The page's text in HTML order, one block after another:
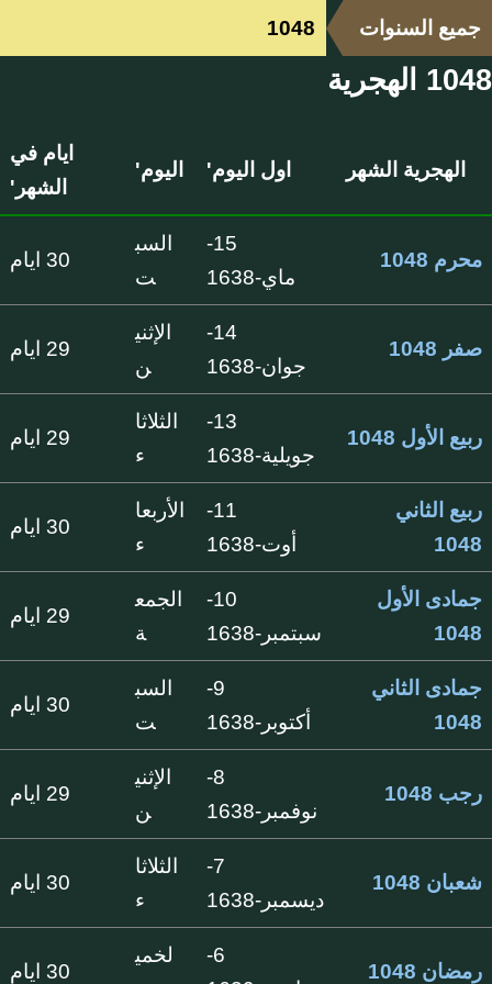
جميع السنوات 1048
1048 الهجرية
الهجرية الشهر اول اليوم' اليوم'
ايام في
الشهر'
محرم 1048
15-
ماي-1638
السب
ت
30 ايام
صفر 1048
14-
جوان-1638
الإثني
ن
29 ايام
ربيع الأول 1048
13-
جويلية-1638
الثلاثا
ء
29 ايام
ربيع الثاني
1048
11-
أوت-1638
الأربعا
ء
30 ايام
جمادى الأول
1048
10-
سبتمبر-1638
الجمع
ة
29 ايام
جمادى الثاني
1048
9-
أكتوبر-1638
السب
ت
30 ايام
رجب 1048
8-
نوفمبر-1638
الإثني
ن
29 ايام
شعبان 1048
7-
ديسمبر-1638
الثلاثا
ء
30 ايام
رمضان 1048
6-
لخمي
30 ايام